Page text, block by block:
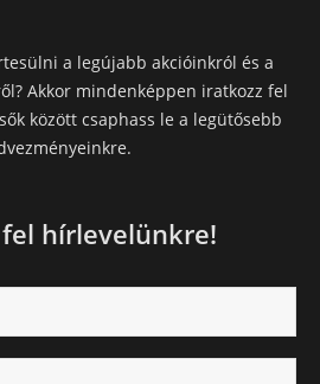
a legújabb akcióinkról és a
Akkor mindenképpen iratkozz fel
között csaphass le a legütősebb
hírlevelünkre!